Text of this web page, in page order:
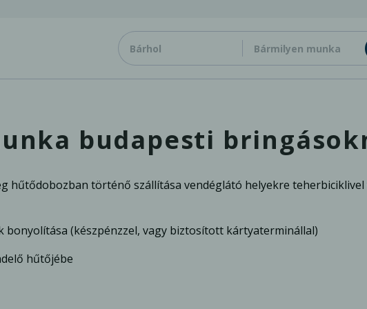
budapesti
hűtődobozban történő szállítása vendéglátó helyekre teherbiciklivel
bonyolítása (készpénzzel, vagy biztosított kártyaterminállal)
hűtőjébe